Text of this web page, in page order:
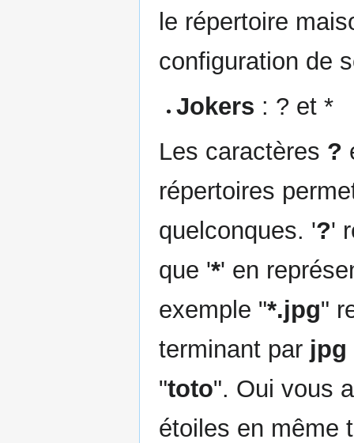
le répertoire
configuration de
Jokers : ? et *
Les caractères ?
répertoires
quelconques. '?'
que '*' en
exemple "*.jpg"
terminant par jpg
"toto". Oui vous
étoiles en même